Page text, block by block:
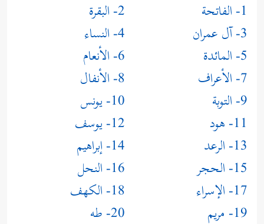
1- الفاتحة
2- البقرة
3- آل عمران
4- النساء
5- المائدة
6- الأنعام
7- الأعراف
8- الأنفال
9- التوبة
10- يونس
11- هود
12- يوسف
13- الرعد
14- إبراهيم
15- الحجر
16- النحل
17- الإسراء
18- الكهف
19- مريم
20- طه